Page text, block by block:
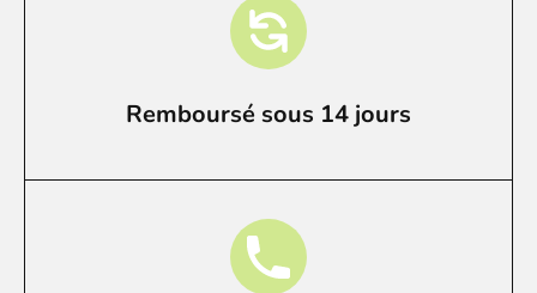
Remboursé sous 14 jours